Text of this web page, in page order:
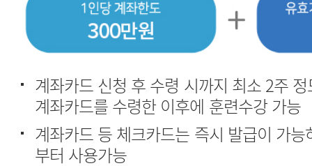
계좌카드를 수령한 이후에 훈련수강 가능
부터 사용가능